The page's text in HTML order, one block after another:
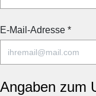
E-Mail-Adresse *
Angaben zum